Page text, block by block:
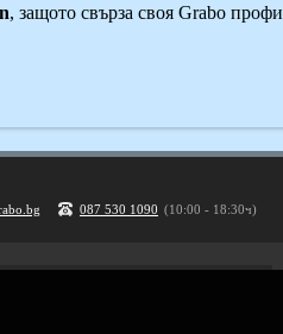
, защото свърза своя Grabo
087 530 1090 (10:00 - 18:30ч)